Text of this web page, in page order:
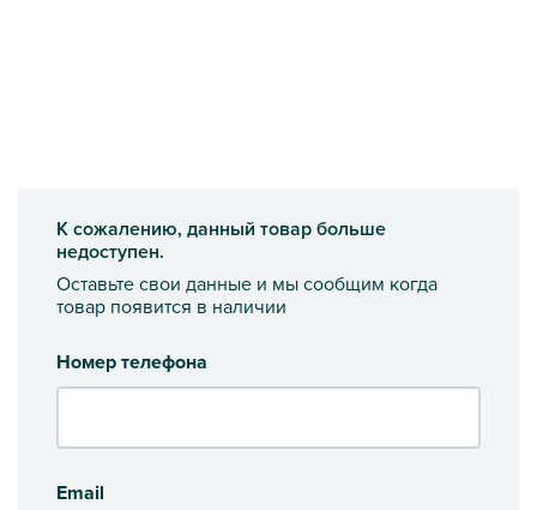
К сожалению, данный товар больше
недоступен.
Оставьте свои данные и мы сообщим когда
товар появится в наличии
Номер телефона
Email